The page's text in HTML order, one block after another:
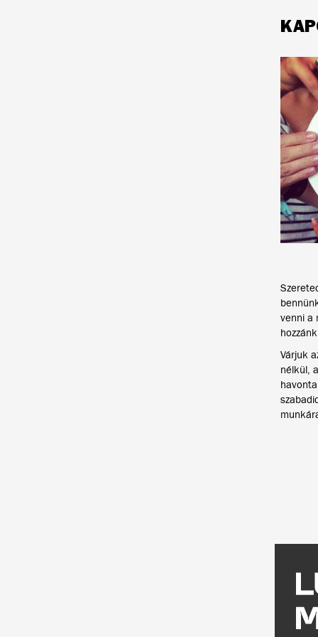
venni a
Várjuk
nélkül,